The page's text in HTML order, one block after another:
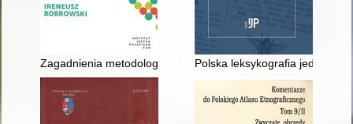
Zagadnienia metodologii i filozofii językoznawstwa
Polska leksykografia